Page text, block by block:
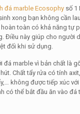
đá marble Ecosophy số 1
xong bạn không cần
toàn có khả năng tự
Điều này giúp cho người
đối khi sử dụng.
đá marble vì bản chất là
Chất tẩy rửa có tính
không được tiếp xúc
có thể bắt đầu ăn vào đá